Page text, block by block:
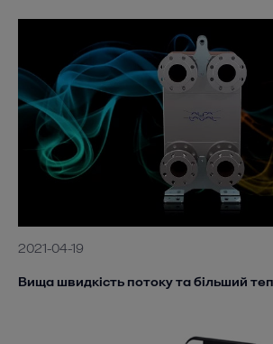
2021-04-19
Вища швидкість потоку та більший